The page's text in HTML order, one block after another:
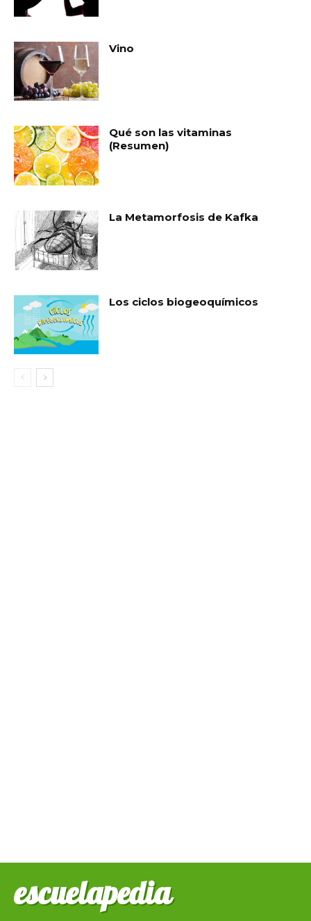
Vino
Qué son las vitaminas
(Resumen)
La Metamorfosis de Kafka
Los ciclos biogeoquímicos
escuelapedia